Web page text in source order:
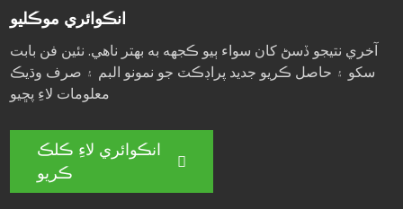
انڪوائري موڪليو
آخري نتيجو ڏسڻ کان سواء ٻيو ڪجهه به بهتر ناهي. نئين فن بابت
سکو ۽ حاصل ڪريو جديد پراڊڪٽ جو نمونو البم ۽ صرف وڌيڪ
معلومات لاءِ پڇيو
انڪوائري لاءِ ڪلڪ
ڪريو